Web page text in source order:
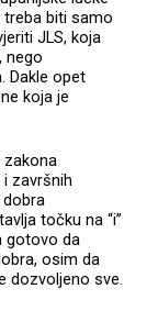
treba biti samo
JLS, koja
nego
Dakle opet
koja je
zakona
završnih
točku na “i”
gotovo da
osim da
dozvoljeno sve.